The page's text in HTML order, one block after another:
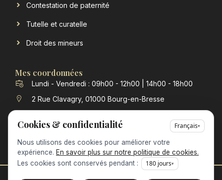
Contestation de paternité
Tutelle et curatelle
Droit des mineurs
Mes coordonnées
Lundi - Vendredi : 09h00 - 12h00 | 14h00 - 18h00
2 Rue Clavagry, 01000 Bourg-en-Bresse
04 74 23 98 63
Cookies & confidentialité Français▾
Nous utilisons des cookies pour améliorer votre
expérience. En savoir plus sur notre politique de cookies.
Les cookies sont conservés pendant :
180 jours▾